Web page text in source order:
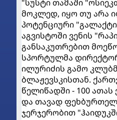
"სუსტი თამაში
მოკლედ, იყო თუ არა
პოტენციური
აგვისტოში ვენის
განსაკუთრებით
სპორტულმა
ილურიძის გამო
ბლაჟევსკისთან.
წელიწადში - 100 ათას
და თავად
ჯერჯერობით